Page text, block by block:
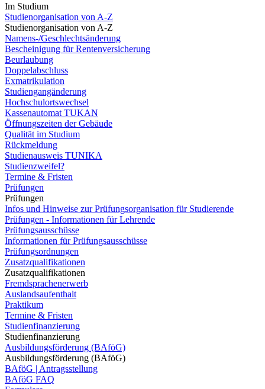
Im Studium
Studienorganisation von A-Z
Studienorganisation von A-Z
Namens-/Geschlechtsänderung
Bescheinigung für Rentenversicherung
Beurlaubung
Doppelabschluss
Exmatrikulation
Studiengangänderung
Hochschulortswechsel
Kassenautomat TUKAN
Öffnungszeiten der Gebäude
Qualität im Studium
Rückmeldung
Studienausweis TUNIKA
Studienzweifel?
Termine & Fristen
Prüfungen
Prüfungen
Infos und Hinweise zur Prüfungsorganisation für Studierende
Prüfungen - Informationen für Lehrende
Prüfungsausschüsse
Informationen für Prüfungsausschüsse
Prüfungsordnungen
Zusatzqualifikationen
Zusatzqualifikationen
Fremdsprachenerwerb
Auslandsaufenthalt
Praktikum
Termine & Fristen
Studienfinanzierung
Studienfinanzierung
Ausbildungsförderung (BAföG)
Ausbildungsförderung (BAföG)
BAföG | Antragsstellung
BAföG FAQ